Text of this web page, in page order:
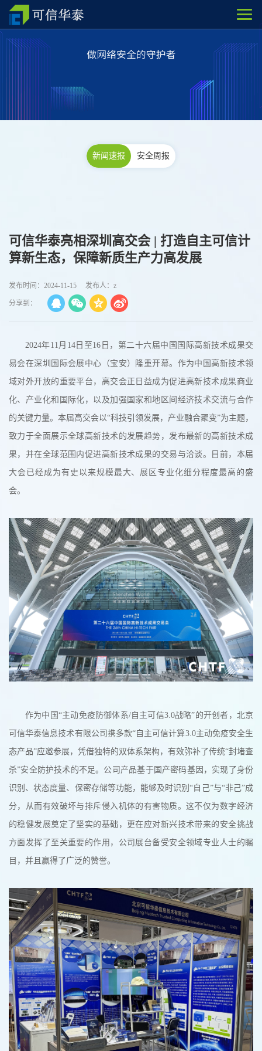
新闻速报 安全周报
可信华泰亮相深圳高交会 | 打造自主可信计
算新生态，保障新质生产力高发展
发布时间：2024-11-15 发布人：z
分享到：
2024年11月14日至16日，第二十六届中国国际高新技术成果交
易会在深圳国际会展中心（宝安）隆重开幕。作为中国高新技术领
域对外开放的重要平台，高交会正日益成为促进高新技术成果商业
化、产业化和国际化，以及加强国家和地区间经济技术交流与合作
的关键力量。本届高交会以“科技引领发展，产业融合聚变”为主题，
致力于全面展示全球高新技术的发展趋势，发布最新的高新技术成
果，并在全球范围内促进高新技术成果的交易与洽谈。目前，本届
大会已经成为有史以来规模最大、展区专业化细分程度最高的盛
会。
作为中国“主动免疫防御体系/自主可信3.0战略”的开创者，北京
可信华泰信息技术有限公司携多款“自主可信计算3.0主动免疫安全生
态产品”应邀参展，凭借独特的双体系架构，有效弥补了传统“封堵查
杀”安全防护技术的不足。公司产品基于国产密码基因，实现了身份
识别、状态度量、保密存储等功能，能够及时识别“自己”与“非己”成
分，从而有效破坏与排斥侵入机体的有害物质。这不仅为数字经济
的稳健发展奠定了坚实的基础，更在应对新兴技术带来的安全挑战
方面发挥了至关重要的作用，公司展台备受安全领域专业人士的瞩
目，并且赢得了广泛的赞誉。